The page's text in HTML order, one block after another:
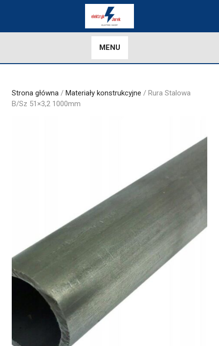
MENU
Strona główna / Materiały konstrukcyjne / Rura Stalowa
B/Sz 51×3,2 1000mm